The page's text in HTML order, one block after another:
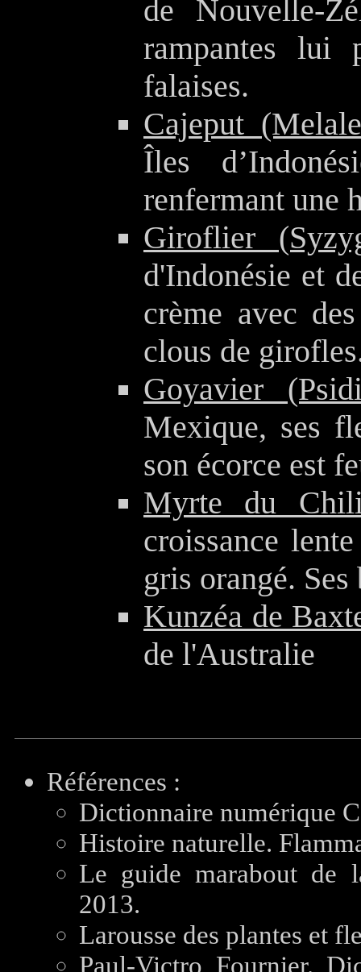
de Nouvelle-
rampantes lui
falaises.
Cajeput
Îles
renfermant une
Giroflier
d'Indonésie et
crème avec
clous de
Goyavier
Mexique, ses
son écorce est
Myrte du
croissance
gris orangé.
Kunzéa de
de l'Australie
Références :
Dictionnaire numérique
Histoire naturelle.
Le guide marabout de
2013.
Larousse des plantes et
Paul-Victro Fournier.